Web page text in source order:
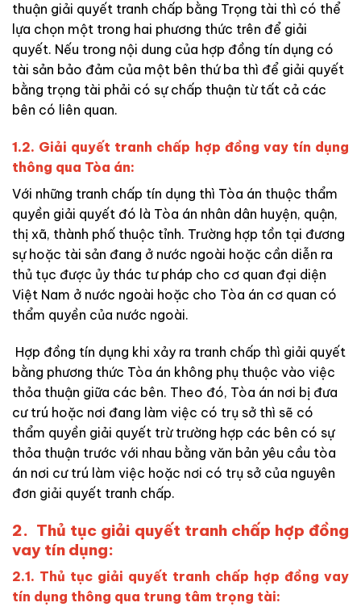
thuận giải quyết tranh chấp bằng Trọng tài thì có thể
lựa chọn một trong hai phương thức trên để giải
quyết. Nếu trong nội dung của hợp đồng tín dụng có
tài sản bảo đảm của một bên thứ ba thì để giải quyết
bằng trọng tài phải có sự chấp thuận từ tất cả các
bên có liên quan.
1.2. Giải quyết tranh chấp hợp đồng vay tín dụng
thông qua Tòa án:
Với những tranh chấp tín dụng thì Tòa án thuộc thẩm
quyền giải quyết đó là Tòa án nhân dân huyện, quận,
thị xã, thành phố thuộc tỉnh. Trường hợp tồn tại đương
sự hoặc tài sản đang ở nước ngoài hoặc cần diễn ra
thủ tục được ủy thác tư pháp cho cơ quan đại diện
Việt Nam ở nước ngoài hoặc cho Tòa án cơ quan có
thẩm quyền của nước ngoài.
Hợp đồng tín dụng khi xảy ra tranh chấp thì giải quyết
bằng phương thức Tòa án không phụ thuộc vào việc
thỏa thuận giữa các bên. Theo đó, Tòa án nơi bị đưa
cư trú hoặc nơi đang làm việc có trụ sở thì sẽ có
thẩm quyền giải quyết trừ trường hợp các bên có sự
thỏa thuận trước với nhau bằng văn bản yêu cầu tòa
án nơi cư trú làm việc hoặc nơi có trụ sở của nguyên
đơn giải quyết tranh chấp.
2. Thủ tục giải quyết tranh chấp hợp đồng
vay tín dụng:
2.1. Thủ tục giải quyết tranh chấp hợp đồng vay
tín dụng thông qua trung tâm trọng tài: